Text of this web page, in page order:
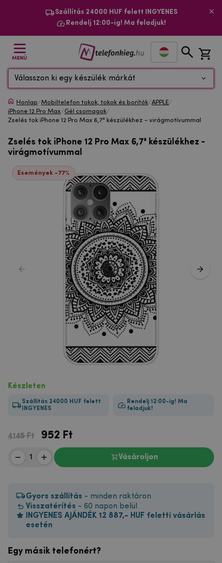
Szállítás 24000 HUF felett INGYENES
Rendelj 12:00-ig! Ma feladjuk!
MENÜ
Válasszon ki egy készülék márkát
Honlap/Mobiltelefon tokok, tokok és borítók/APPLE/
iPhone 12 Pro Max/Gél csomagok/
Zselés tok iPhone 12 Pro Max 6,7" készülékhez - virágmotívummal
Zselés tok iPhone 12 Pro Max 6,7" készülékhez -
virágmotívummal
Események -77%
Készleten
Szállítás 24000 HUF felett
INGYENES
Rendelj 12:00-ig! Ma
feladjuk!
4145 Ft 952 Ft
Vásároljon
Gyors szállítás - minden raktáron
Visszatérítés - 60 napon belül
INGYENES AJÁNDÉK 12 887,- HUF feletti vásárlás
esetén
Egy másik telefonért?